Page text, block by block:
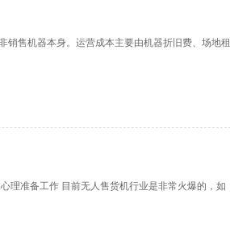
销售机器本身。运营成本主要由机器折旧费、场地租
理准备工作 目前无人售货机行业是非常火爆的，如